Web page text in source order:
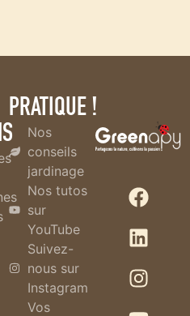
PRATIQUE !
Nos
conseils
jardinage
Nos tutos
sur
YouTube
Suivez-
nous sur
Instagram
Vos